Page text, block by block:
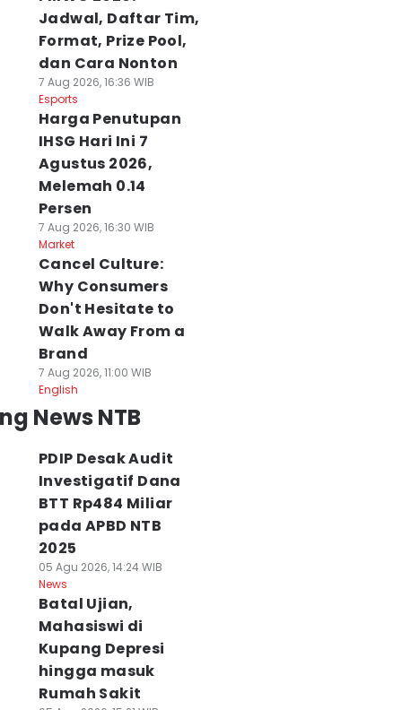
Jadwal, Daftar Tim,
Format, Prize Pool,
dan Cara Nonton
7 Aug 2026, 16:36 WIB
Esports
Harga Penutupan
IHSG Hari Ini 7
Agustus 2026,
Melemah 0.14
Persen
7 Aug 2026, 16:30 WIB
Market
Cancel Culture:
Why Consumers
Don't Hesitate to
Walk Away From a
Brand
7 Aug 2026, 11:00 WIB
English
News NTB
PDIP Desak Audit
Investigatif Dana
BTT Rp484 Miliar
pada APBD NTB
2025
05 Agu 2026, 14:24 WIB
News
Batal Ujian,
Mahasiswi di
Kupang Depresi
hingga masuk
Rumah Sakit